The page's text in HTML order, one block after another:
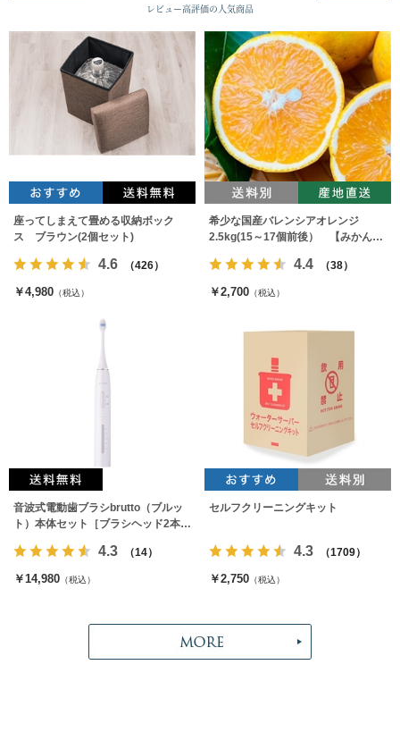
レビュー高評価の人気商品
座ってしまえて畳める収納ボック
ス ブラウン(2個セット)
4.6 （426）
￥4,980 （税込）
希少な国産バレンシアオレンジ
2.5kg(15～17個前後） 【みかんの
4.4 （38）
￥2,700 （税込）
音波式電動歯ブラシbrutto（ブルッ
ト）本体セット［ブラシヘッド2本付
4.3 （14）
￥14,980 （税込）
セルフクリーニングキット
4.3 （1709）
￥2,750 （税込）